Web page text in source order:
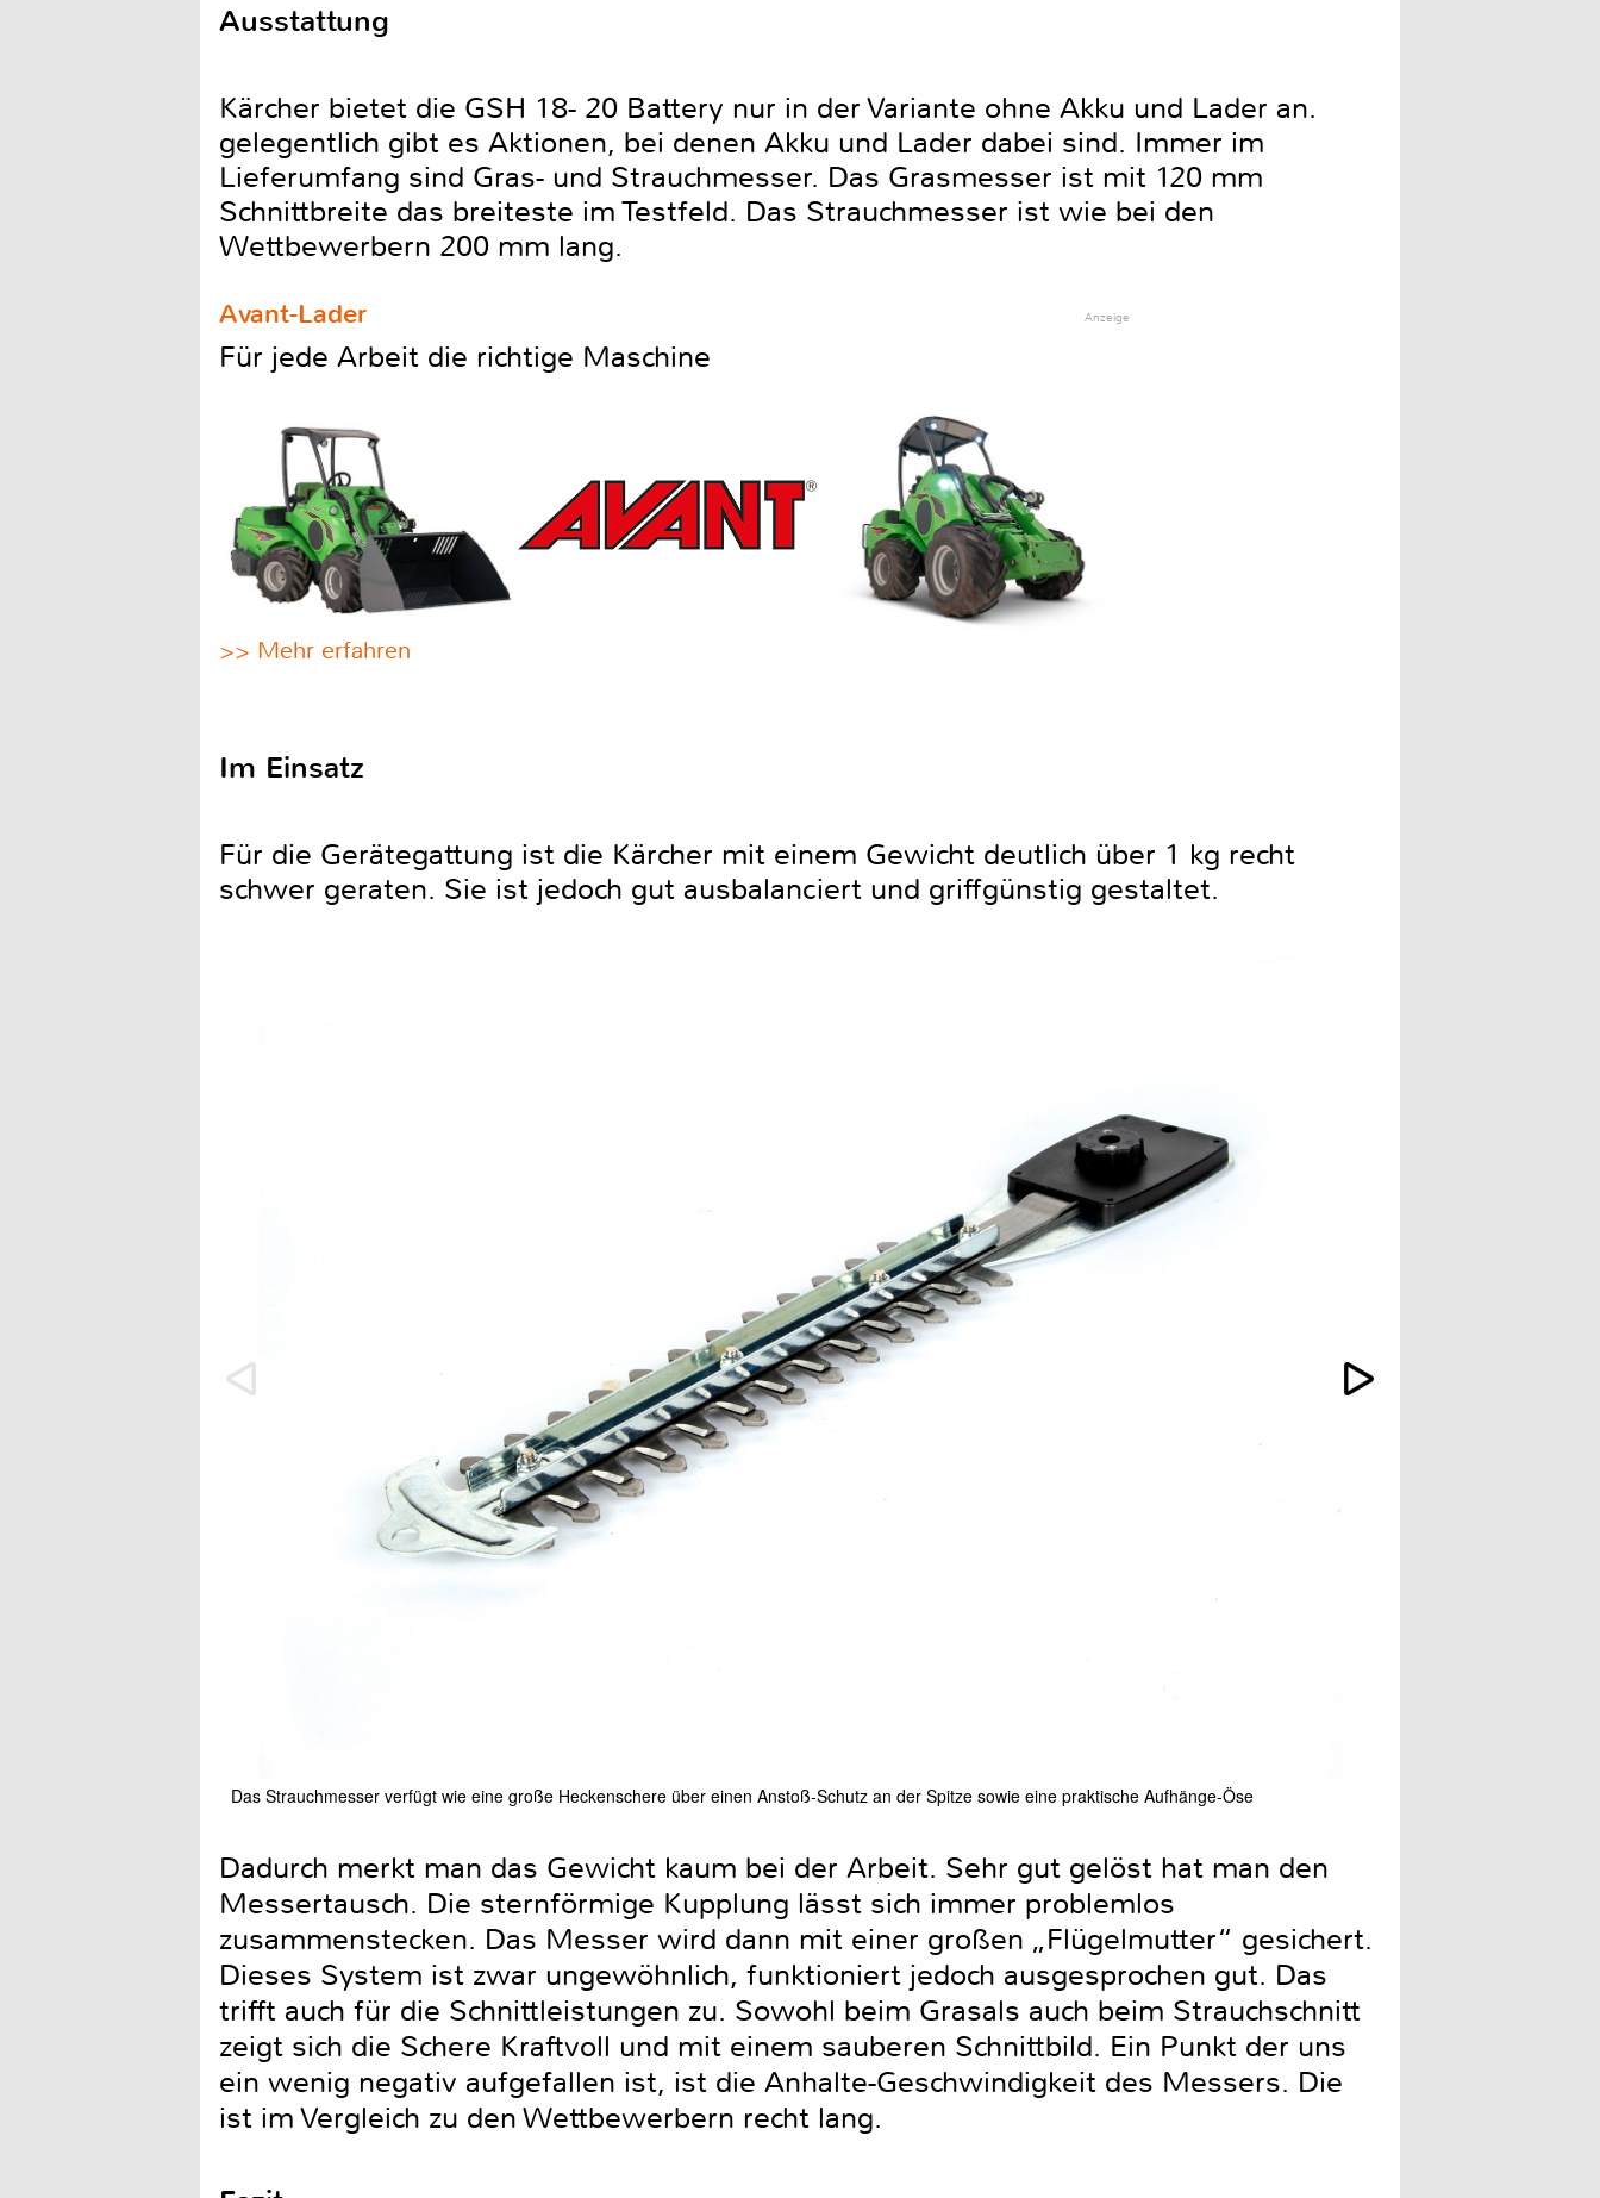
Ausstattung
Kärcher bietet die GSH 18- 20 Battery nur in der Variante ohne Akku und Lader an.
gelegentlich gibt es Aktionen, bei denen Akku und Lader dabei sind. Immer im
Lieferumfang sind Gras- und Strauchmesser. Das Grasmesser ist mit 120 mm
Schnittbreite das breiteste im Testfeld. Das Strauchmesser ist wie bei den
Wettbewerbern 200 mm lang.
Anzeige
Avant-Lader
Für jede Arbeit die richtige Maschine
>> Mehr erfahren
Im Einsatz
Für die Gerätegattung ist die Kärcher mit einem Gewicht deutlich über 1 kg recht
schwer geraten. Sie ist jedoch gut ausbalanciert und griffgünstig gestaltet.
Das Strauchmesser verfügt wie eine große Heckenschere über einen Anstoß-Schutz an der Spitze sowie eine praktische Aufhänge-Öse
Dadurch merkt man das Gewicht kaum bei der Arbeit. Sehr gut gelöst hat man den
Messertausch. Die sternförmige Kupplung lässt sich immer problemlos
zusammenstecken. Das Messer wird dann mit einer großen „Flügelmutter“ gesichert.
Dieses System ist zwar ungewöhnlich, funktioniert jedoch ausgesprochen gut. Das
trifft auch für die Schnittleistungen zu. Sowohl beim Grasals auch beim Strauchschnitt
zeigt sich die Schere Kraftvoll und mit einem sauberen Schnittbild. Ein Punkt der uns
ein wenig negativ aufgefallen ist, ist die Anhalte-Geschwindigkeit des Messers. Die
ist im Vergleich zu den Wettbewerbern recht lang.